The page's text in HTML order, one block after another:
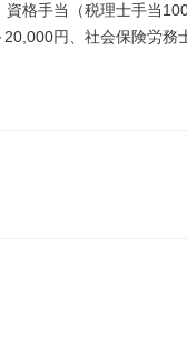
格手当（税理士手当
円、社会保険労務